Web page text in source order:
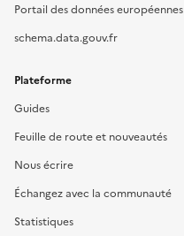
Portail des données européennes
schema.data.gouv.fr
Plateforme
Guides
Feuille de route et nouveautés
Nous écrire
Échangez avec la communauté
Statistiques